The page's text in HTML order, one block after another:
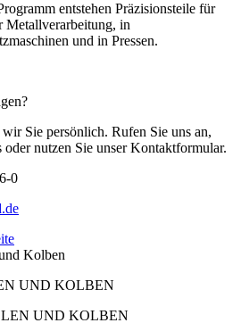
entstehen Präzisionsteile für
Metallverarbeitung, in
und in Pressen.
wir Sie persönlich. Rufen Sie uns an,
oder nutzen Sie unser Kontaktformular.
0
Kolben
UND KOLBEN